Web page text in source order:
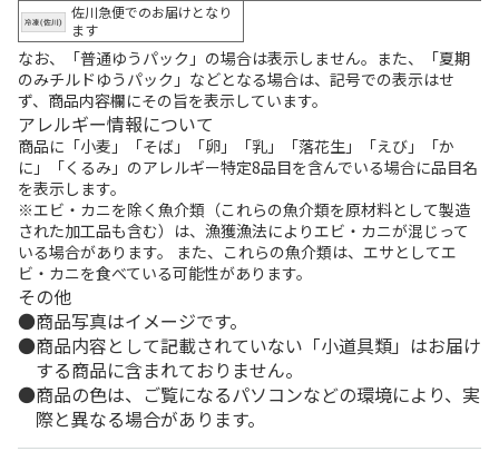
佐川急便でのお届けとなり
ます
なお、「普通ゆうパック」の場合は表示しません。また、「夏期
のみチルドゆうパック」などとなる場合は、記号での表示はせ
ず、商品内容欄にその旨を表示しています。
アレルギー情報について
商品に「小麦」「そば」「卵」「乳」「落花生」「えび」「か
に」「くるみ」のアレルギー特定8品目を含んでいる場合に品目名
を表示します。
※エビ・カニを除く魚介類（これらの魚介類を原材料として製造
された加工品も含む）は、漁獲漁法によりエビ・カニが混じって
いる場合があります。 また、これらの魚介類は、エサとしてエ
ビ・カニを食べている可能性があります。
その他
商品写真はイメージです。
商品内容として記載されていない「小道具類」はお届け
する商品に含まれておりません。
商品の色は、ご覧になるパソコンなどの環境により、実
際と異なる場合があります。